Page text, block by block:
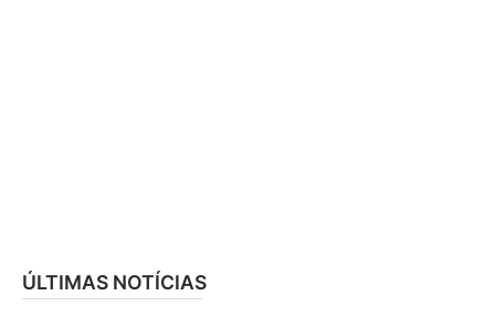
ÚLTIMAS NOTÍCIAS